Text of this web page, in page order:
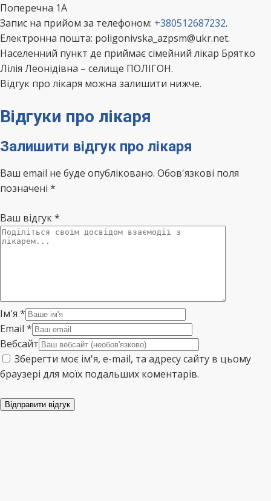
Поперечна 1А
Запис на прийом за телефоном: +380512687232.
Електронна пошта: poligonivska_azpsm@ukr.net.
Населенний пункт де приймає сімейний лікар Брятко
Лілія Леонідівна – селище ПОЛІГОН.
Відгук про лікаря можна залишити нижче.
Відгуки про лікаря
Залишити відгук про лікаря
Ваш email не буде опубліковано. Обов'язкові поля
позначені *
Ваш відгук*
Ім'я *
Email *
Вебсайт
Зберегти моє ім'я, e-mail, та адресу сайту в цьому
браузері для моїх подальших коментарів.
Відправити відгук